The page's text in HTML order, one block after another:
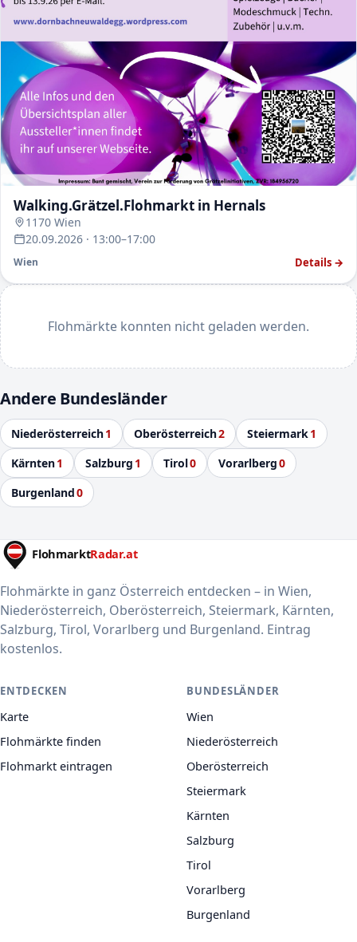
Walking.Grätzel.Flohmarkt in Hernals
1170 Wien
20.09.2026 · 13:00–17:00
Wien Details →
Flohmärkte konnten nicht geladen werden.
Andere Bundesländer
Niederösterreich1 Oberösterreich2 Steiermark1
Kärnten1 Salzburg 1 Tirol0 Vorarlberg0
Burgenland0
Flohmärkte in ganz Österreich entdecken – in Wien,
Niederösterreich, Oberösterreich, Steiermark, Kärnten,
Salzburg, Tirol, Vorarlberg und Burgenland. Eintrag
kostenlos.
ENTDECKEN
Karte
Flohmärkte finden
Flohmarkt eintragen
BUNDESLÄNDER
Wien
Niederösterreich
Oberösterreich
Steiermark
Kärnten
Salzburg
Tirol
Vorarlberg
Burgenland